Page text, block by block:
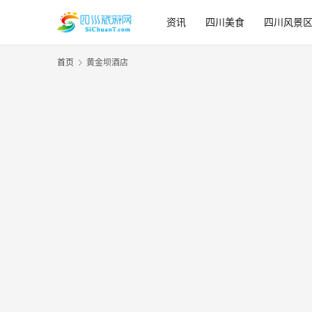
资讯 四川美食 四川风景区
首页 黄金坝酒店